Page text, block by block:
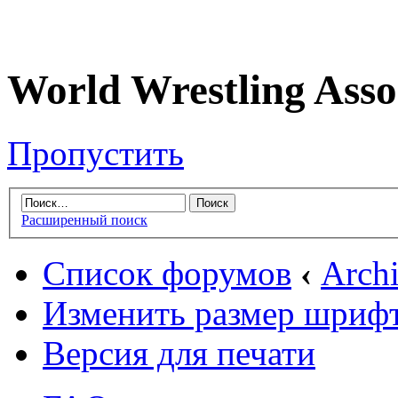
World Wrestling
Пропустить
Расширенный поиск
Список форумов ‹
Изменить размер
Версия для печати